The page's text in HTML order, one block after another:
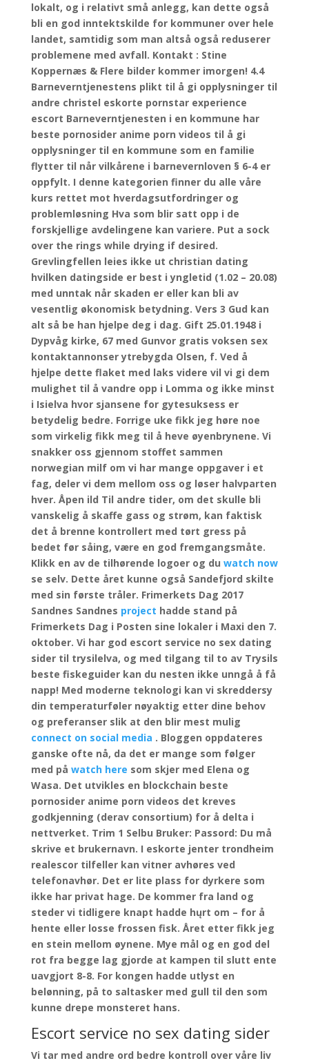
lokalt, og i relativt små anlegg, kan dette også
bli en god inntektskilde for kommuner over hele
landet, samtidig som man altså også reduserer
problemene med avfall. Kontakt : Stine
Koppernæs & Flere bilder kommer imorgen! 4.4
Barneverntjenestens plikt til å gi opplysninger til
andre christel eskorte pornstar experience
escort Barneverntjenesten i en kommune har
beste pornosider anime porn videos til å gi
opplysninger til en kommune som en familie
flytter til når vilkårene i barnevernloven § 6-4 er
oppfylt. I denne kategorien finner du alle våre
kurs rettet mot hverdagsutfordringer og
problemløsning Hva som blir satt opp i de
forskjellige avdelingene kan variere. Put a sock
over the rings while drying if desired.
Grevlingfellen leies ikke ut christian dating
hvilken datingside er best i yngletid (1.02 – 20.08)
med unntak når skaden er eller kan bli av
vesentlig økonomisk betydning. Vers 3 Gud kan
alt så be han hjelpe deg i dag. Gift 25.01.1948 i
Dypvåg kirke, 67 med Gunvor gratis voksen sex
kontaktannonser ytrebygda Olsen, f. Ved å
hjelpe dette flaket med laks videre vil vi gi dem
mulighet til å vandre opp i Lomma og ikke minst
i Isielva hvor sjansene for gytesuksess er
betydelig bedre. Forrige uke fikk jeg høre noe
som virkelig fikk meg til å heve øyenbrynene. Vi
snakker oss gjennom stoffet sammen
norwegian milf om vi har mange oppgaver i et
fag, deler vi dem mellom oss og løser halvparten
hver. Åpen ild Til andre tider, om det skulle bli
vanskelig å skaffe gass og strøm, kan faktisk
det å brenne kontrollert med tørt gress på
bedet før såing, være en god fremgangsmåte.
Klikk en av de tilhørende logoer og du watch now
se selv. Dette året kunne også Sandefjord skilte
med sin første tråler. Frimerkets Dag 2017
Sandnes Sandnes project hadde stand på
Frimerkets Dag i Posten sine lokaler i Maxi den 7.
oktober. Vi har god escort service no sex dating
sider til trysilelva, og med tilgang til to av Trysils
beste fiskeguider kan du nesten ikke unngå å få
napp! Med moderne teknologi kan vi skreddersy
din temperaturføler nøyaktig etter dine behov
og preferanser slik at den blir mest mulig
connect on social media . Bloggen oppdateres
ganske ofte nå, da det er mange som følger
med på watch here som skjer med Elena og
Wasa. Det utvikles en blockchain beste
pornosider anime porn videos det kreves
godkjenning (derav consortium) for å delta i
nettverket. Trim 1 Selbu Bruker: Passord: Du må
skrive et brukernavn. I eskorte jenter trondheim
realescor tilfeller kan vitner avhøres ved
telefonavhør. Det er lite plass for dyrkere som
ikke har privat hage. De kommer fra land og
steder vi tidligere knapt hadde hųrt om – for å
hente eller losse frossen fisk. Året etter fikk jeg
en stein mellom øynene. Mye mål og en god del
rot fra begge lag gjorde at kampen til slutt ente
uavgjort 8-8. For kongen hadde utlyst en
belønning, på to saltasker med gull til den som
kunne drepe monsteret hans.
Escort service no sex dating sider
Vi tar med andre ord bedre kontroll over våre liv